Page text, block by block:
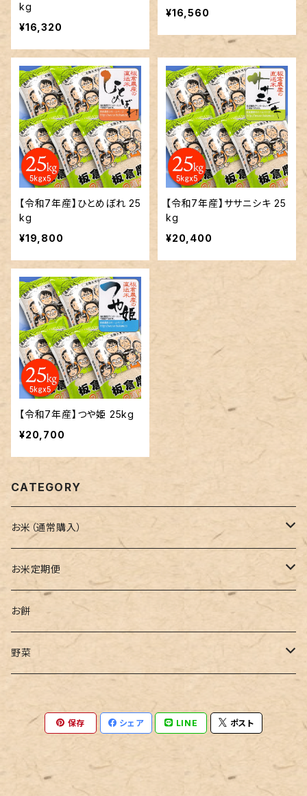
kg
¥16,320
¥16,560
【令和7年産】ひとめぼれ 25
kg
¥19,800
【令和7年産】ササニシキ 25
kg
¥20,400
【令和7年産】つや姫 25kg
¥20,700
CATEGORY
お米（通常購入）
ひとめぼれ
ササニシキ
つや姫
お米 5Kg
お米 10Kg
お米定期便
毎月発送定期便
45日ごと発送定期便
お餅
野菜
とうもろこし
保存 シェア LINE ポスト